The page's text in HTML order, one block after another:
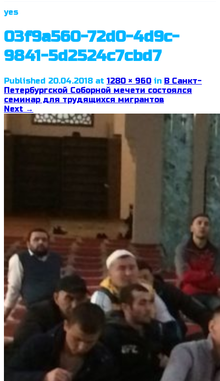
yes
03f9a560-72d0-4d9c-
9841-5d2524c7cbd7
Published 20.04.2018 at 1280 × 960 in В Санкт-
Петербургской Соборной мечети состоялся
семинар для трудящихся мигрантов
Next →